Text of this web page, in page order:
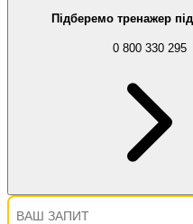
Підберемо тренажер під
0 800 330 295